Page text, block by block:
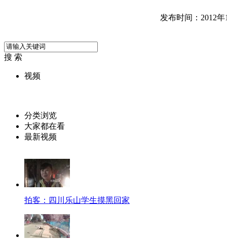
发布时间：2012年
搜 索
视频
分类浏览
大家都在看
最新视频
拍客：四川乐山学生摸黑回家